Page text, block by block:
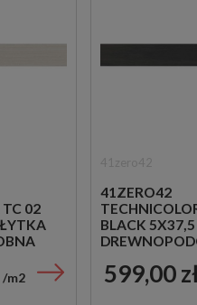
TC 02
m2
41ZERO42
BLACK
599,00